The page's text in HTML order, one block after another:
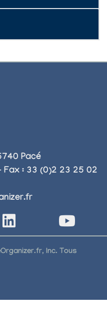
Pacé
Fax : 33 (0)2 23 25 02
Inc. Tous